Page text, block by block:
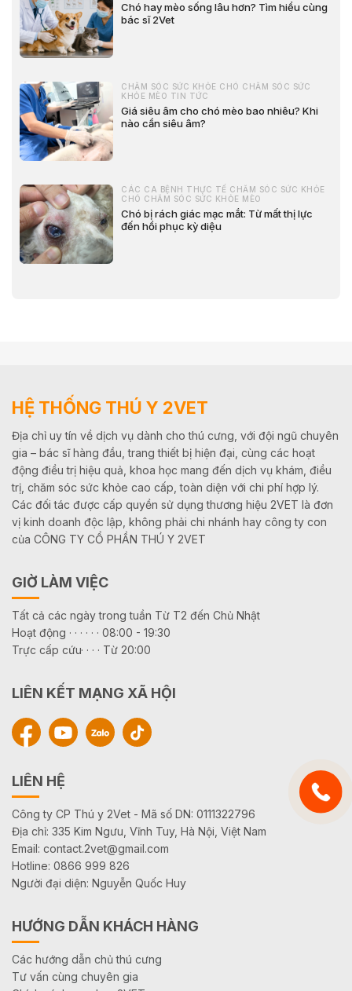
Chó hay mèo sống lâu hơn? Tìm hiểu cùng
bác sĩ 2Vet
CHĂM SÓC SỨC KHỎE CHÓ CHĂM SÓC SỨC
KHỎE MÈO TIN TỨC
Giá siêu âm cho chó mèo bao nhiêu? Khi
nào cần siêu âm?
CÁC CA BỆNH THỰC TẾ CHĂM SÓC SỨC KHỎE
CHÓ CHĂM SÓC SỨC KHỎE MÈO
Chó bị rách giác mạc mắt: Từ mất thị lực
đến hồi phục kỳ diệu
HỆ THỐNG THÚ Y 2VET
Địa chỉ uy tín về dịch vụ dành cho thú cưng, với đội ngũ chuyên
gia – bác sĩ hàng đầu, trang thiết bị hiện đại, cùng các hoạt
động điều trị hiệu quả, khoa học mang đến dịch vụ khám, điều
trị, chăm sóc sức khỏe cao cấp, toàn diện với chi phí hợp lý.
Các đối tác được cấp quyền sử dụng thương hiệu 2VET là đơn
vị kinh doanh độc lập, không phải chi nhánh hay công ty con
của CÔNG TY CỔ PHẦN THÚ Y 2VET
GIỜ LÀM VIỆC
Tất cả các ngày trong tuần Từ T2 đến Chủ Nhật
Hoạt động · · · · · · 08:00 - 19:30
Trực cấp cứu· · · · Từ 20:00
LIÊN KẾT MẠNG XÃ HỘI
LIÊN HỆ
Công ty CP Thú y 2Vet - Mã số DN: 0111322796
Địa chỉ: 335 Kim Ngưu, Vĩnh Tuy, Hà Nội, Việt Nam
Email: contact.2vet@gmail.com
Hotline: 0866 999 826
Người đại diện: Nguyễn Quốc Huy
HƯỚNG DẪN KHÁCH HÀNG
Các hướng dẫn chủ thú cưng
Tư vấn cùng chuyên gia